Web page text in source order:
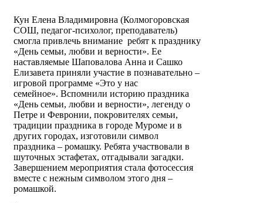
Кун Елена Владимировна (Колмогоровская
СОШ, педагог-психолог, преподаватель)
смогла привлечь внимание ребят к празднику
«День семьи, любви и верности». Ее
наставляемые Шаповалова Анна и Сашко
Елизавета приняли участие в познавательно –
игровой программе «Это у нас
семейное». Вспомнили историю праздника
«День семьи, любви и верности», легенду о
Петре и Февронии, покровителях семьи,
традиции праздника в городе Муроме и в
других городах, изготовили символ
праздника – ромашку. Ребята участвовали в
шуточных эстафетах, отгадывали загадки.
Завершением мероприятия стала фотосессия
вместе с нежным символом этого дня –
ромашкой.